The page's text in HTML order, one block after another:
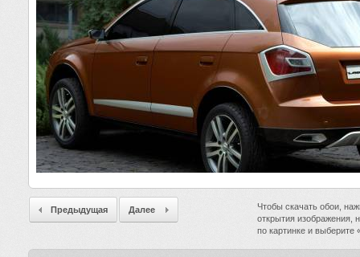
Чтобы скачать обои,
открытия изображения,
по картинке и
Предыдущая Далее